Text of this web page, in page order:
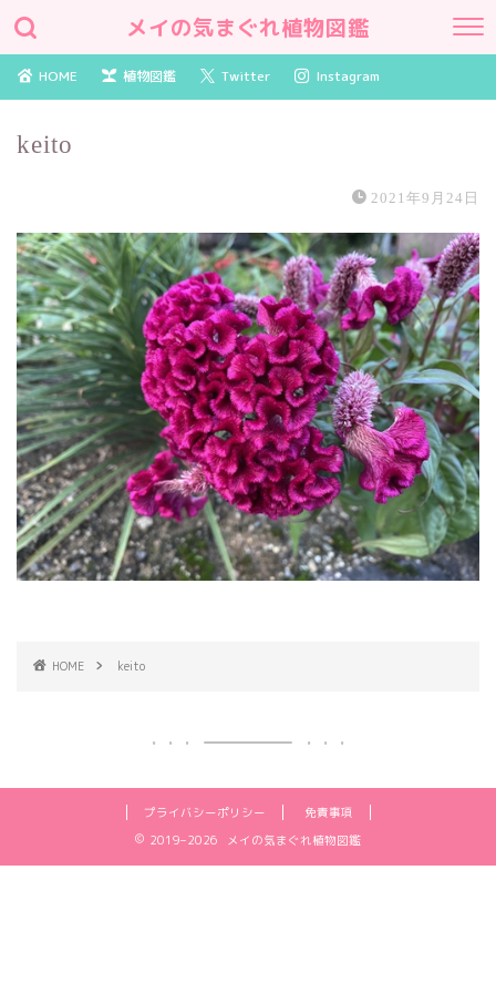
メイの気まぐれ植物図鑑
HOME 植物図鑑 Twitter Instagram
keito
2021年9月24日
HOME keito
プライバシーポリシー
免責事項
2019–2026 メイの気まぐれ植物図鑑